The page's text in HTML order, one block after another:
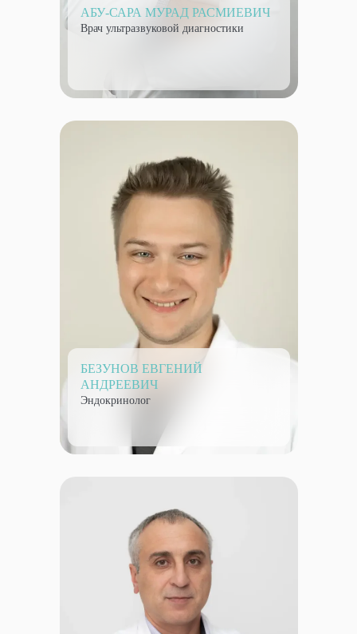
АБУ-САРА МУРАД РАСМИЕВИЧ
Врач ультразвуковой диагностики
БЕЗУНОВ ЕВГЕНИЙ
АНДРЕЕВИЧ
Эндокринолог